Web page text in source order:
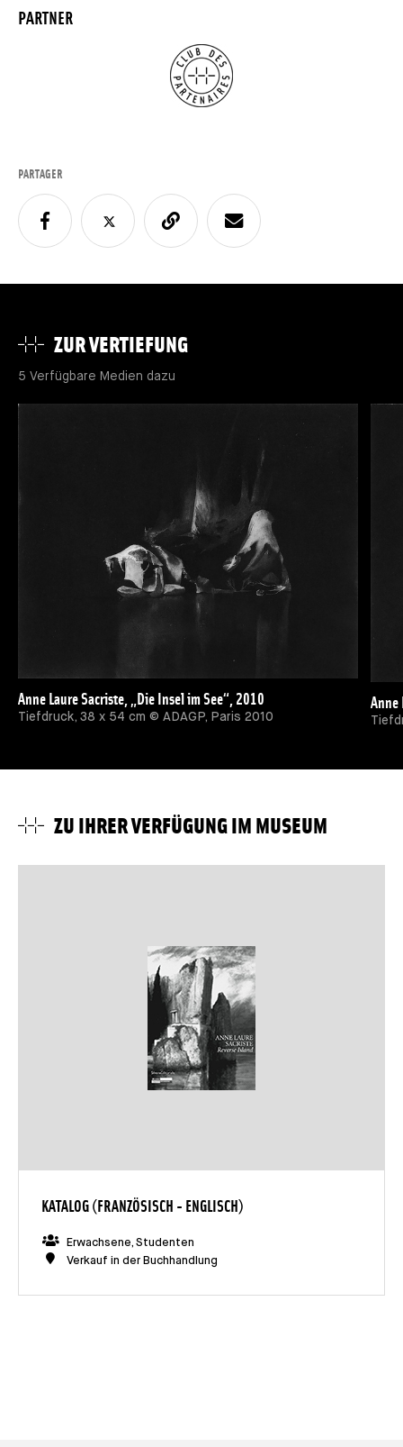
PARTNER
PARTAGER
ZUR VERTIEFUNG
5 Verfügbare Medien dazu
Anne Laure Sacriste, „Die Insel im See“, 2010
Tiefdruck, 38 x 54 cm © ADAGP, Paris 2010
Anne
ZU IHRER VERFÜGUNG IM MUSEUM
KATALOG (FRANZÖSISCH - ENGLISCH)
Erwachsene, Studenten
Verkauf in der Buchhandlung